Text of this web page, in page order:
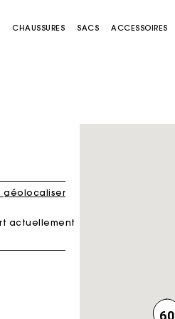
CHAUSSURES SACS ACCESSOIRES
géolocaliser
actuellement
60